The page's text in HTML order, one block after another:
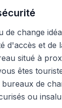
de change
d'accès et de
situé à
êtes
de
ou